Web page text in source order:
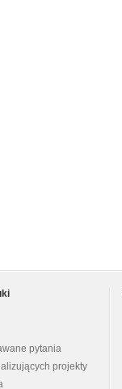
pytania
projekty